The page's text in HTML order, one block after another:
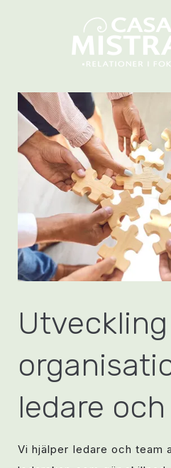
ledare
Vi hjälper ledare och team